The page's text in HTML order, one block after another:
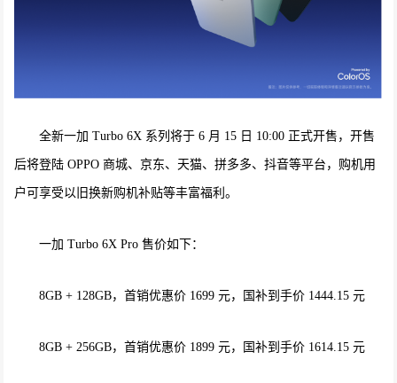
全新一加 Turbo 6X 系列将于 6 月 15 日 10:00 正式开售，开售
后将登陆 OPPO 商城、京东、天猫、拼多多、抖音等平台，购机用
户可享受以旧换新购机补贴等丰富福利。
一加 Turbo 6X Pro 售价如下：
8GB + 128GB，首销优惠价 1699 元，国补到手价 1444.15 元
8GB + 256GB，首销优惠价 1899 元，国补到手价 1614.15 元